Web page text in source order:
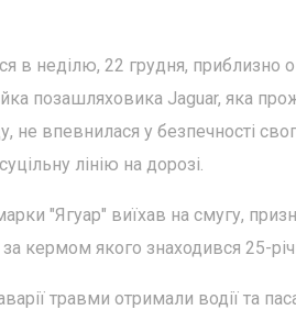
в неділю, 22 грудня, приблизно
позашляховика Jaguar, яка
не впевнилася у безпечності
лінію на дорозі.
"Ягуар" виїхав на смугу,
за кермом якого знаходився 25-
аварії травми отримали водії та